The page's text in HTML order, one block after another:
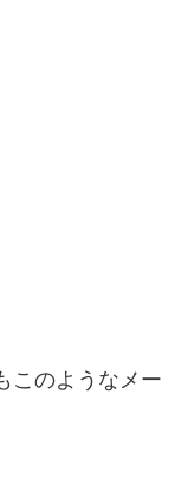
このようなメー